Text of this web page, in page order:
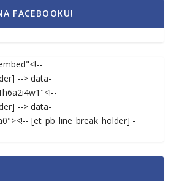
FACEBOOKU!
--> data-
--> data-
[et_pb_line_break_holder] -